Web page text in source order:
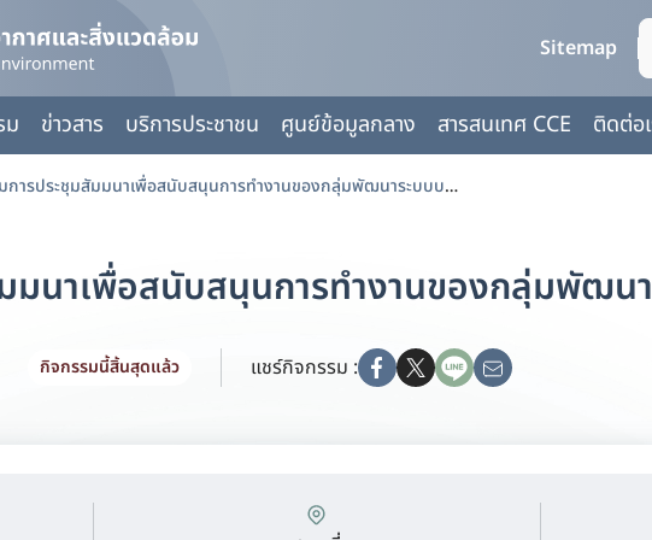
Sitemap
ม ข่าวสาร บริการประชาชน ศูนย์ข้อมูลกลาง สารสนเทศ CCE ติดต่อ
เข้าร่วมการประชุมสัมมนาเพื่อสนับสนุนการทำงานของกลุ่มพัฒนาระบบบริหาร
มนาเพื่อสนับสนุนการทำงานของกลุ่มพัฒน
กิจกรรมนี้สิ้นสุดแล้ว แชร์กิจกรรม :